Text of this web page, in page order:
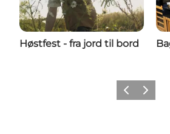
Høstfest - fra jord til bord
Forrige billede
Næste